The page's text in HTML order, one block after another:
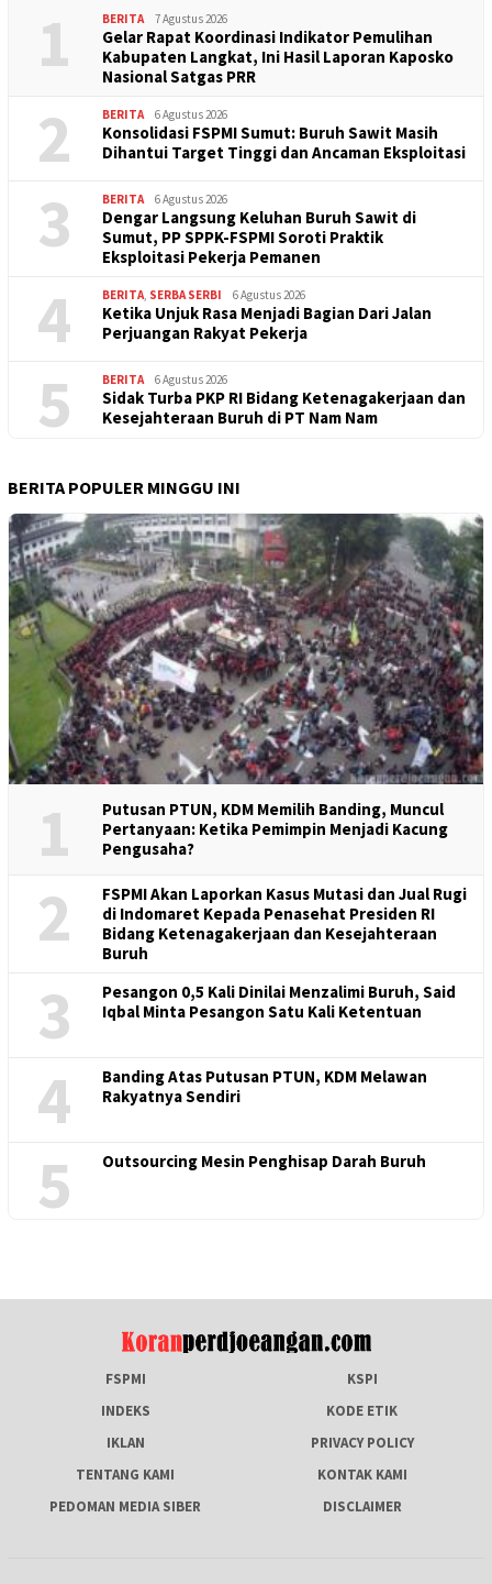
1 BERITA 7 Agustus 2026
Gelar Rapat Koordinasi Indikator Pemulihan
Kabupaten Langkat, Ini Hasil Laporan Kaposko
Nasional Satgas PRR
2 BERITA 6 Agustus 2026
Konsolidasi FSPMI Sumut: Buruh Sawit Masih
Dihantui Target Tinggi dan Ancaman Eksploitasi
3 BERITA 6 Agustus 2026
Dengar Langsung Keluhan Buruh Sawit di
Sumut, PP SPPK-FSPMI Soroti Praktik
Eksploitasi Pekerja Pemanen
4 BERITA, SERBA SERBI 6 Agustus 2026
Ketika Unjuk Rasa Menjadi Bagian Dari Jalan
Perjuangan Rakyat Pekerja
5 BERITA 6 Agustus 2026
Sidak Turba PKP RI Bidang Ketenagakerjaan dan
Kesejahteraan Buruh di PT Nam Nam
BERITA POPULER MINGGU INI
1
Putusan PTUN, KDM Memilih Banding, Muncul
Pertanyaan: Ketika Pemimpin Menjadi Kacung
Pengusaha?
2
FSPMI Akan Laporkan Kasus Mutasi dan Jual Rugi
di Indomaret Kepada Penasehat Presiden RI
Bidang Ketenagakerjaan dan Kesejahteraan
Buruh
3
Pesangon 0,5 Kali Dinilai Menzalimi Buruh, Said
Iqbal Minta Pesangon Satu Kali Ketentuan
4
Banding Atas Putusan PTUN, KDM Melawan
Rakyatnya Sendiri
5 Outsourcing Mesin Penghisap Darah Buruh
FSPMI
KSPI
INDEKS
KODE ETIK
IKLAN
PRIVACY POLICY
TENTANG KAMI
KONTAK KAMI
PEDOMAN MEDIA SIBER
DISCLAIMER